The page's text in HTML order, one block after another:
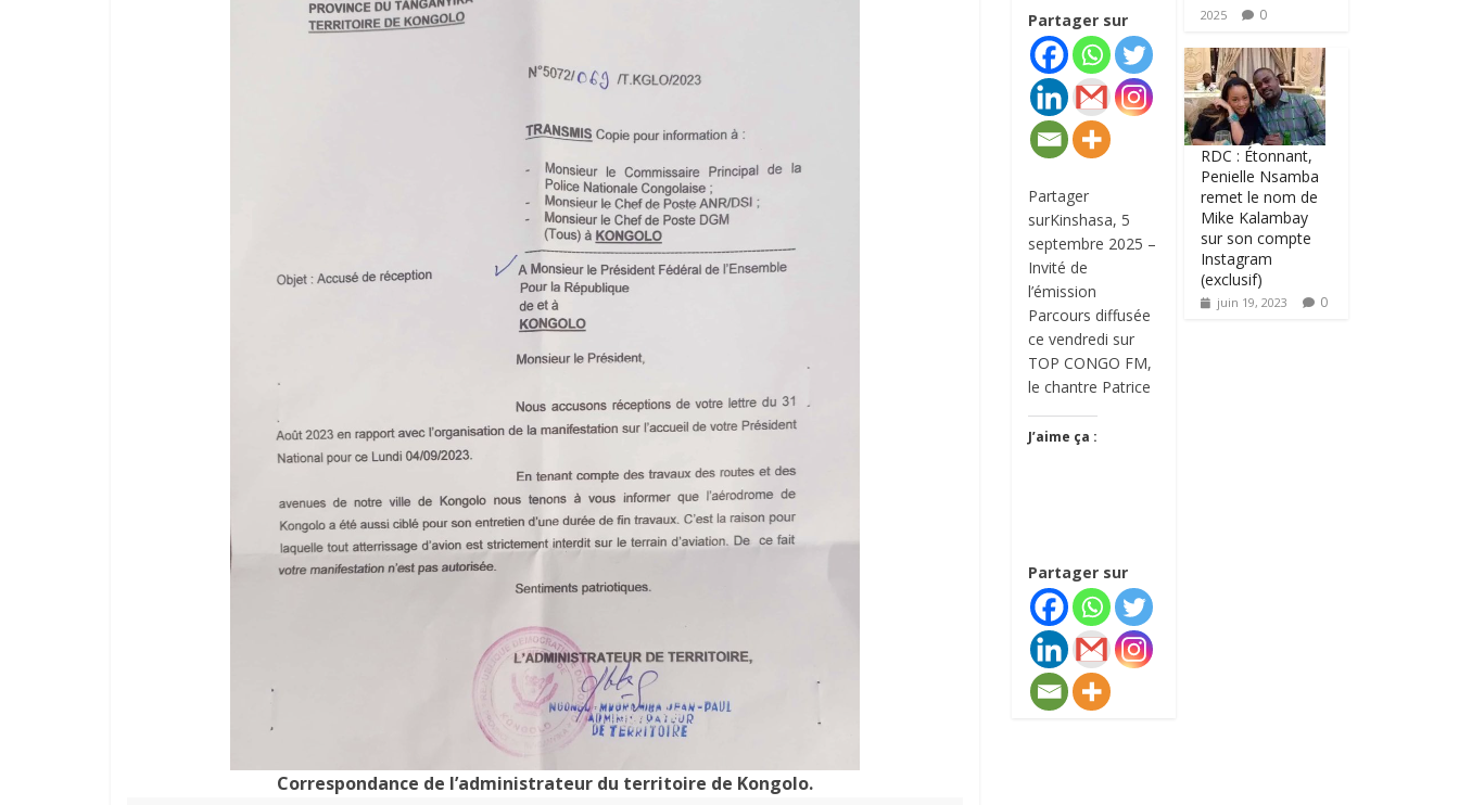
Correspondance de l’administrateur du territoire de Kongolo.
Partager sur
Partager
surKinshasa, 5
septembre 2025 –
Invité de
l’émission
Parcours diffusée
ce vendredi sur
TOP CONGO FM,
le chantre Patrice
J’aime ça :
Partager sur
2025
0
RDC : Étonnant,
Penielle Nsamba
remet le nom de
Mike Kalambay
sur son compte
Instagram
(exclusif)
juin 19, 2023 0